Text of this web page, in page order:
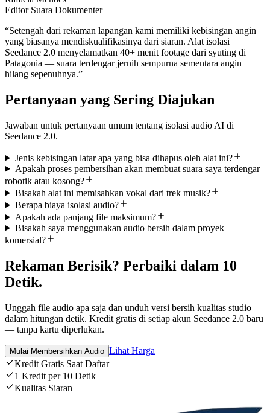
Editor Suara Dokumenter
“Setengah dari rekaman lapangan kami memiliki kebisingan angin
yang biasanya mendiskualifikasinya dari siaran. Alat isolasi
Seedance 2.0 menyelamatkan 40+ menit footage dari syuting di
Patagonia — suara terdengar jernih sempurna sementara angin
hilang sepenuhnya.”
Pertanyaan yang Sering Diajukan
Jawaban untuk pertanyaan umum tentang isolasi audio AI di
Seedance 2.0.
Jenis kebisingan latar apa yang bisa dihapus oleh alat ini?
Apakah proses pembersihan akan membuat suara saya terdengar
robotik atau kosong?
Bisakah alat ini memisahkan vokal dari trek musik?
Berapa biaya isolasi audio?
Apakah ada panjang file maksimum?
Bisakah saya menggunakan audio bersih dalam proyek
komersial?
Rekaman Berisik? Perbaiki dalam 10
Detik.
Unggah file audio apa saja dan unduh versi bersih kualitas studio
dalam hitungan detik. Kredit gratis di setiap akun Seedance 2.0 baru
— tanpa kartu diperlukan.
Mulai Membersihkan Audio Lihat Harga
Kredit Gratis Saat Daftar
1 Kredit per 10 Detik
Kualitas Siaran